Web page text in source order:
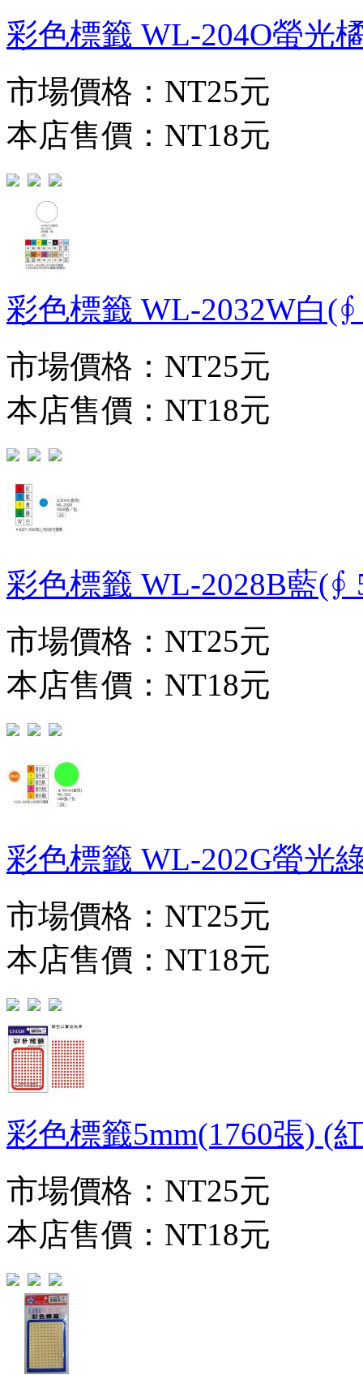
彩色標籤 WL-204O螢光
市場價格： NT25元
本店售價： NT18元
彩色標籤 WL-2032W白(∮
市場價格： NT25元
本店售價： NT18元
彩色標籤 WL-2028B藍(∮
市場價格： NT25元
本店售價： NT18元
彩色標籤 WL-202G螢光
市場價格： NT25元
本店售價： NT18元
彩色標籤5mm(1760張) (
市場價格： NT25元
本店售價： NT18元